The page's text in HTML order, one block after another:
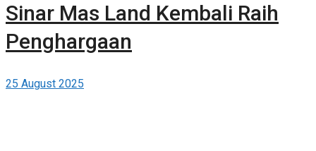
Sinar Mas Land Kembali Raih
Penghargaan
25 August 2025